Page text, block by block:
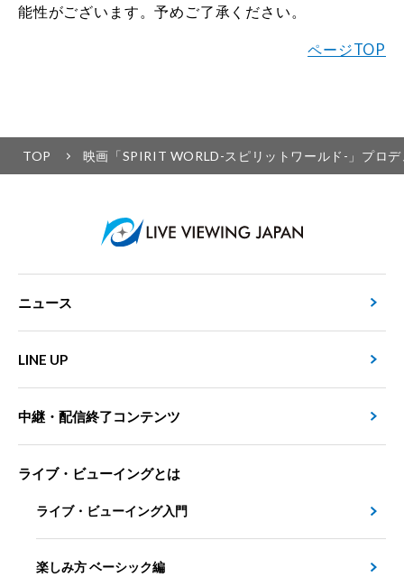
能性がございます。予めご了承ください。
ページTOP
TOP 映画「SPIRIT WORLD-スピリットワールド-」プロ
ニュース
LINE UP
中継・配信終了コンテンツ
ライブ・ビューイングとは
ライブ・ビューイング入門
楽しみ方 ベーシック編